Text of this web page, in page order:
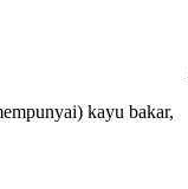
kayu bakar,